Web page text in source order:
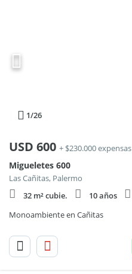
1/26
USD 600 + $230.000 expensas
Migueletes 600
Las Cañitas, Palermo
32 m² cubie.
10 años
Monoambiente en Cañitas